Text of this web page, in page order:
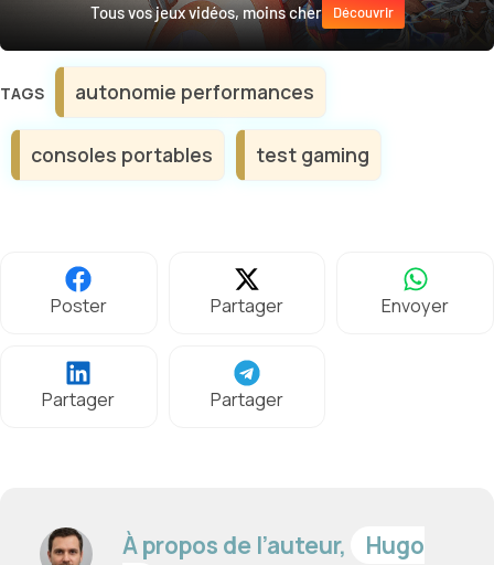
Tous vos jeux vidéos, moins cher Découvrir
Étiquettes
autonomie performances
consoles portables test gaming
Poster Partager Envoyer
Partager Partager
À propos de l’auteur,
Hugo